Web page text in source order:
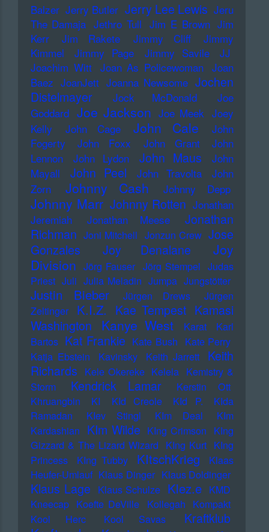
Balzer Jerry Butler Jerry Lee Lewis Jeru
The Damaja Jethro Tull Jim E Brown Jim
Kerr
Jim Rakete Jimmy Cliff
Jimmy
Kimmel
Jimmy Page Jimmy Savile
JJ
Joachim Witt Joan As Policewoman Joan
Baez JoanJett Joanna Newsome Jochen
Distelmayer
Jock McDonald
Joe
Goddard Joe Jackson Joe Meek Joey
Kelly
John Cage John Cale
John
Fogerty
John Foxx John Grant
John
Lennon
John Lydon John Maus
John
Mayall
John Peel John Travolta
John
Zorn
Johnny Cash Johnny Depp
Johnny Marr Johnny Rotten Jonathan
Jeremiah
Jonathan Meese
Jonathan
Richman Joni Mitchell Jonzun Crew Jose
Gonzales
Joy Denalane
Joy
Division Jörg Fauser Jörg Stempel Judas
Priest Juli Julia Meladin Jumpa Jungstötter
Justin Bieber Jürgen Drews
Jürgen
Zeltinger
K.I.Z. Kae Tempest Kamasi
Washington
Kanye West Karat
Karl
Bartos Kat Frankie Kate Bush Kate Perry
Katja Ebstein
Kavinsky Keith Jarrett
Keith
Richards Kele Okereke Kelela Kemistry &
Storm
Kendrick Lamar
Kerstin Ott
Khruangbin
KI KId Creole KId P.
KIda
Ramadan
KIev Stingl KIm Deal
KIm
Kardashian KIm Wilde KIng Crimson KIng
Gizzard & The Lizard Wizard KIng Kurt KIng
Princess
KIng Tubby KItschKrieg
Klaas
Heufer-Umlauf Klaus Dinger Klaus Doldinger
Klaus Lage Klaus Schulze Klez.e KMD
Kneecap Koefte DeVille Kollegah Kompakt
Kool Herc
Kool Savas Kraftklub